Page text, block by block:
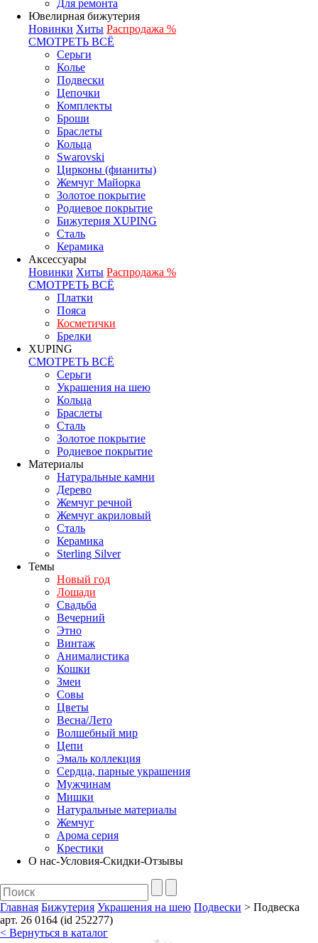
Для ремонта
Ювелирная бижутерия
Новинки Хиты Распродажа %
СМОТРЕТЬ ВСЁ
Серьги
Колье
Подвески
Цепочки
Комплекты
Броши
Браслеты
Кольца
Swarovski
Цирконы (фианиты)
Жемчуг Майорка
Золотое покрытие
Родиевое покрытие
Бижутерия XUPING
Сталь
Керамика
Аксессуары
Новинки Хиты Распродажа %
СМОТРЕТЬ ВСЁ
Платки
Пояса
Косметички
Брелки
XUPING
СМОТРЕТЬ ВСЁ
Серьги
Украшения на шею
Кольца
Браслеты
Сталь
Золотое покрытие
Родиевое покрытие
Материалы
Натуральные камни
Дерево
Жемчуг речной
Жемчуг акриловый
Сталь
Керамика
Sterling Silver
Темы
Новый год
Лошади
Свадьба
Вечерний
Этно
Винтаж
Анималистика
Кошки
Змеи
Совы
Цветы
Весна/Лето
Волшебный мир
Цепи
Эмаль коллекция
Сердца, парные украшения
Мужчинам
Мишки
Натуральные материалы
Жемчуг
Арома серия
Крестики
О нас-Условия-Скидки-Отзывы
Главная Бижутерия Украшения на шею Подвески > Подвеска
арт. 26 0164 (id 252277)
< Вернуться в каталог